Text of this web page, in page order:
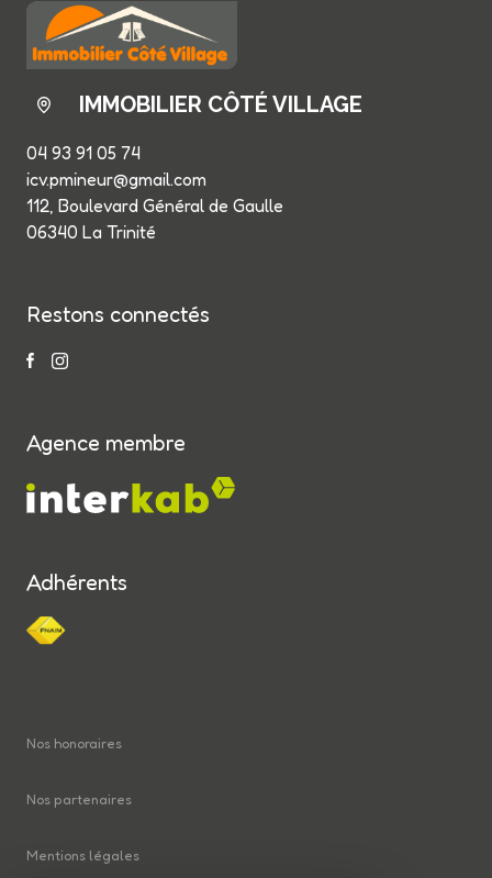
IMMOBILIER CÔTÉ VILLAGE
04 93 91 05 74
icv.pmineur@gmail.com
112, Boulevard Général de Gaulle
06340 La Trinité
Restons connectés
Agence membre
Adhérents
Nos honoraires
Nos partenaires
Mentions légales